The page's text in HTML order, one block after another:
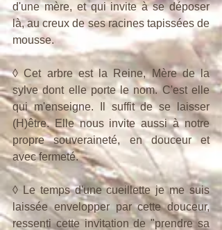
d'une mère, et qui invite à se déposer
là, au creux de ses racines tapissées de
mousse.
◊ Cet arbre est la Reine, Mère de la
sylve dont elle porte le nom. C'est elle
qui m'enseigne. Il suffit de se laisser
(H)être. Elle nous invite aussi à notre
propre souveraineté, en douceur et
avec fermeté.
◊ Le temps d'une cueillette je me suis
laissée envelopper par cette douceur,
ressenti cette invitation de "prendre sa